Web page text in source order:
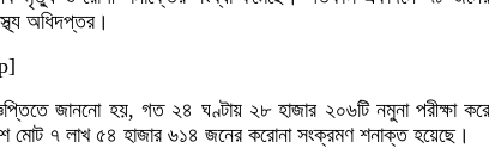
অধিদপ্তর।
জাননো হয়, গত ২৪ ঘণ্টায় ২৮ হাজার ২০৬টি নমুনা পরীক্ষা
মোট ৭ লাখ ৫৪ হাজার ৬১৪ জনের করোনা সংক্রমণ শনাক্ত হয়েছে।